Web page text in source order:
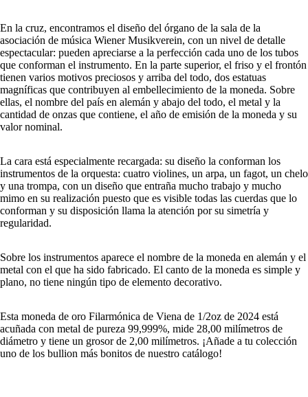
En la cruz, encontramos el diseño del órgano de la sala de la
asociación de música Wiener Musikverein, con un nivel de detalle
espectacular: pueden apreciarse a la perfección cada uno de los tubos
que conforman el instrumento. En la parte superior, el friso y el frontón
tienen varios motivos preciosos y arriba del todo, dos estatuas
magníficas que contribuyen al embellecimiento de la moneda. Sobre
ellas, el nombre del país en alemán y abajo del todo, el metal y la
cantidad de onzas que contiene, el año de emisión de la moneda y su
valor nominal.
La cara está especialmente recargada: su diseño la conforman los
instrumentos de la orquesta: cuatro violines, un arpa, un fagot, un chelo
y una trompa, con un diseño que entraña mucho trabajo y mucho
mimo en su realización puesto que es visible todas las cuerdas que lo
conforman y su disposición llama la atención por su simetría y
regularidad.
Sobre los instrumentos aparece el nombre de la moneda en alemán y el
metal con el que ha sido fabricado. El canto de la moneda es simple y
plano, no tiene ningún tipo de elemento decorativo.
Esta moneda de oro Filarmónica de Viena de 1/2oz de 2024 está
acuñada con metal de pureza 99,999%, mide 28,00 milímetros de
diámetro y tiene un grosor de 2,00 milímetros. ¡Añade a tu colección
uno de los bullion más bonitos de nuestro catálogo!